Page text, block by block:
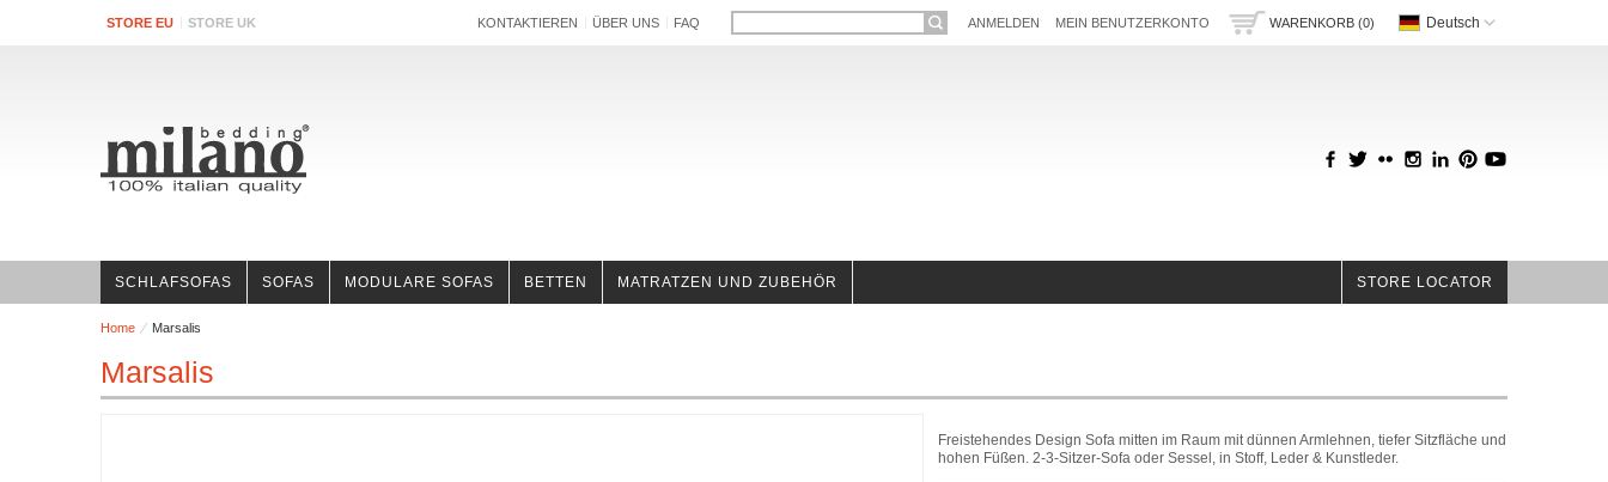
STORE EU STORE UK Deutsch
WARENKORB (0)
ANMELDEN MEIN BENUTZERKONTO
KONTAKTIEREN ÜBER UNS FAQ
SCHLAFSOFAS SOFAS MODULARE SOFAS BETTEN MATRATZEN UND ZUBEHÖR STORE LOCATOR
Home Marsalis
Marsalis
Freistehendes Design Sofa mitten im Raum mit dünnen Armlehnen, tiefer Sitzfläche und
hohen Füßen. 2-3-Sitzer-Sofa oder Sessel, in Stoff, Leder & Kunstleder.